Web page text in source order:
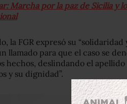
Marcha por la paz de Sicilia y
la FGR expresó su
llamado para que el caso se
hechos, deslindando el
y su dignidad”.